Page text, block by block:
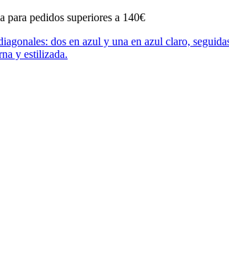
para pedidos superiores a 140€